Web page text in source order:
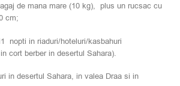
de mana mare (10 kg), plus un rucsac cu
cm;
nopti in riaduri/hoteluri/kasbahuri
cort berber in desertul Sahara).
in desertul Sahara, in valea Draa si in